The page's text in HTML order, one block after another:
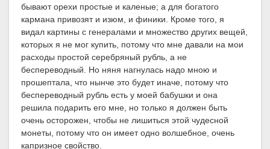
бывают орехи простые и каленые; а для богатого
кармана привозят и изюм, и финики. Кроме того, я
видал картины с генералами и множество других вещей,
которых я не мог купить, потому что мне давали на мои
расходы простой серебряный рубль, а не
беспереводный. Но няня нагнулась надо мною и
прошептала, что нынче это будет иначе, потому что
беспереводный рубль есть у моей бабушки и она
решила подарить его мне, но только я должен быть
очень осторожен, чтобы не лишиться этой чудесной
монеты, потому что он имеет одно волшебное, очень
капризное свойство.